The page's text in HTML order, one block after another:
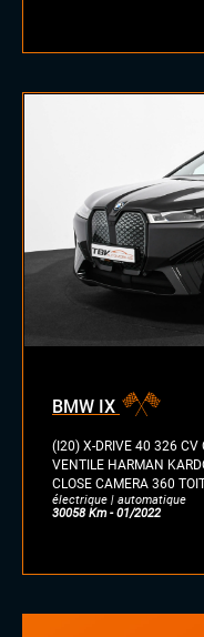
BMW IX
(I20) X-DRIVE 40 326 CV
VENTILE HARMAN
CLOSE CAMERA 360
électrique | automatique
30058 Km - 01/2022